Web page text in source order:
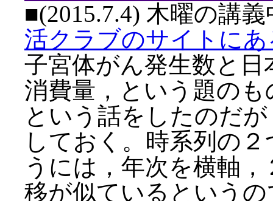
■(2015.7.4) 木曜の講
活クラブのサイトに
子宮体がん発生数と
消費量，という題の
という話をしたのだ
しておく。時系列の
うには，年次を横軸
移が似ているという